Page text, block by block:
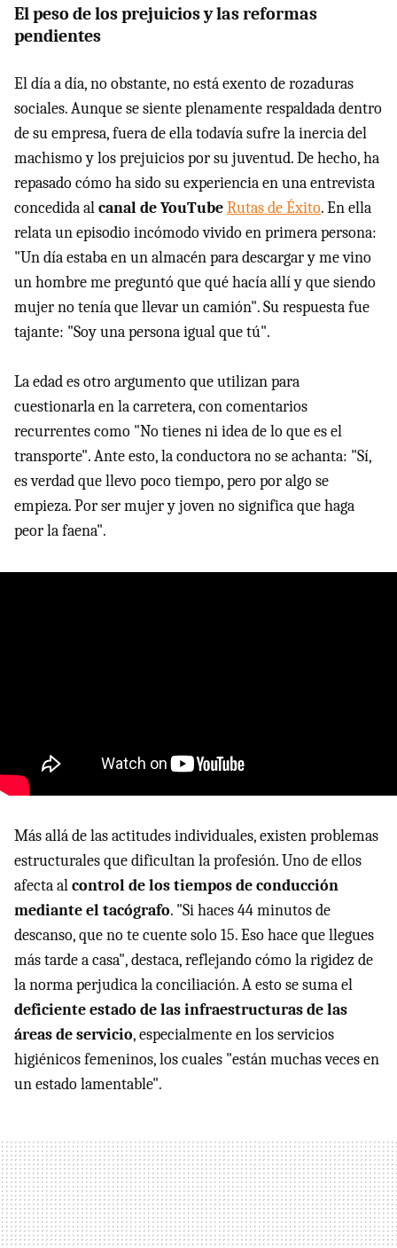
El peso de los prejuicios y las reformas
pendientes
El día a día, no obstante, no está exento de rozaduras
sociales. Aunque se siente plenamente respaldada dentro
de su empresa, fuera de ella todavía sufre la inercia del
machismo y los prejuicios por su juventud. De hecho, ha
repasado cómo ha sido su experiencia en una entrevista
concedida alcanal de YouTubeRutas de Éxito. En ella
relata un episodio incómodo vivido en primera persona:
"Un día estaba en un almacén para descargar y me vino
un hombre me preguntó que qué hacía allí y que siendo
mujer no tenía que llevar un camión". Su respuesta fue
tajante: "Soy una persona igual que tú".
La edad es otro argumento que utilizan para
cuestionarla en la carretera, con comentarios
recurrentes como "No tienes ni idea de lo que es el
transporte". Ante esto, la conductora no se achanta: "Sí,
es verdad que llevo poco tiempo, pero por algo se
empieza. Por ser mujer y joven no significa que haga
peor la faena".
Más allá de las actitudes individuales, existen problemas
estructurales que dificultan la profesión. Uno de ellos
afecta alcontrol de los tiempos de conducción
mediante el tacógrafo. "Si haces 44 minutos de
descanso, que no te cuente solo 15. Eso hace que llegues
más tarde a casa", destaca, reflejando cómo la rigidez de
la norma perjudica la conciliación. A esto se suma el
deficiente estado de las infraestructuras de las
áreas de servicio, especialmente en los servicios
higiénicos femeninos, los cuales "están muchas veces en
un estado lamentable".